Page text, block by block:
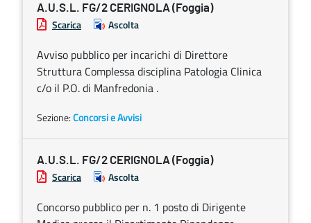
A.U.S.L. FG/2 CERIGNOLA (Foggia)
Scarica Ascolta
Avviso pubblico per incarichi di Direttore
Struttura Complessa disciplina Patologia Clinica
c/o il P.O. di Manfredonia .
Sezione:Concorsi e Avvisi
A.U.S.L. FG/2 CERIGNOLA (Foggia)
Scarica Ascolta
Concorso pubblico per n. 1 posto di Dirigente